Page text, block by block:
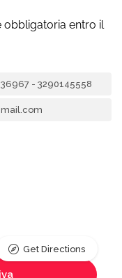
obbligatoria entro il
- 3290145558
Get Directions